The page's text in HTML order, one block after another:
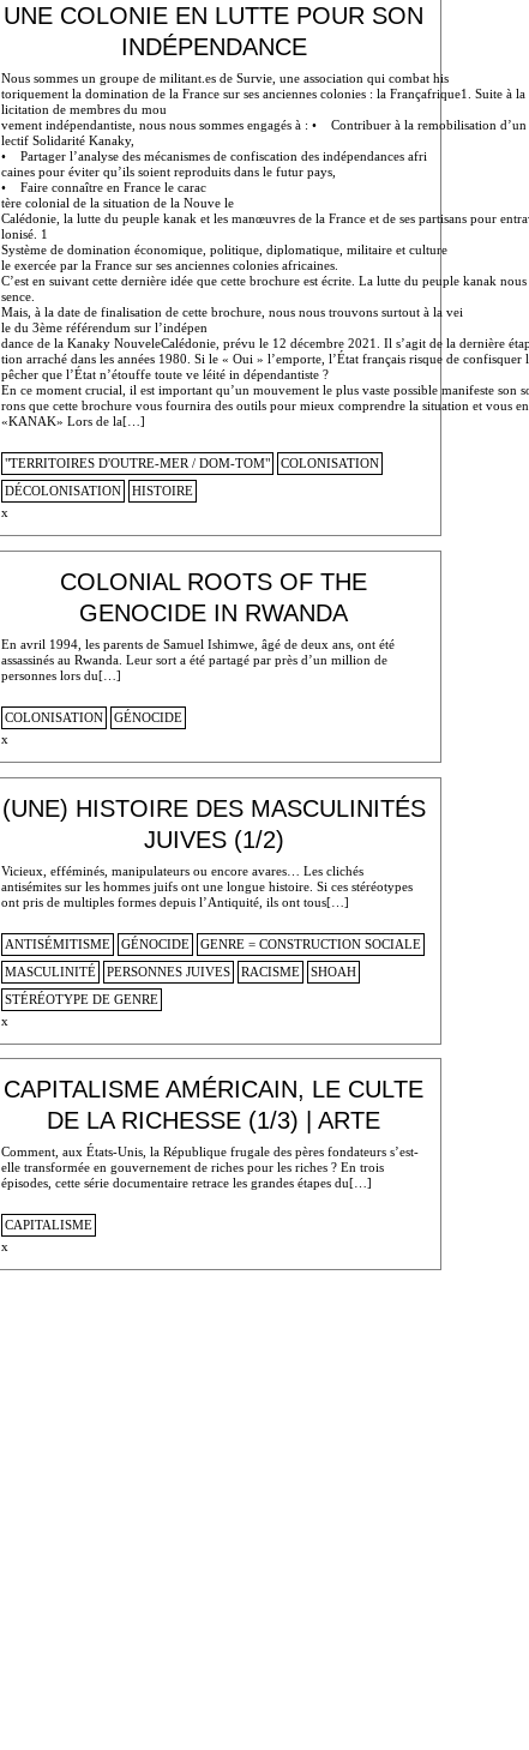
UNE COLONIE EN LUTTE POUR SON
INDÉPENDANCE
Nous sommes un groupe de militant.es de Survie, une association qui combat his
toriquement la domination de la France sur ses anciennes colonies : la Françafrique1. Suite à la
licitation de membres du mou
vement indépendantiste, nous nous sommes engagés à : • Contribuer à la remobilisation
lectif Solidarité Kanaky,
• Partager l’analyse des mécanismes de confiscation des indépendances afri
caines pour éviter qu’ils soient reproduits dans le futur pays,
• Faire connaître en France le carac
tère colonial de la situation de la Nouve le
Calédonie, la lutte du peuple kanak et les manœuvres de la France et de ses partisans pour
lonisé. 1
Système de domination économique, politique, diplomatique, militaire et culture
le exercée par la France sur ses anciennes colonies africaines.
C’est en suivant cette dernière idée que cette brochure est écrite. La lutte du peuple kanak
sence.
Mais, à la date de finalisation de cette brochure, nous nous trouvons surtout à la vei
le du 3ème référendum sur l’indépen
dance de la Kanaky NouveleCalédonie, prévu le 12 décembre 2021. Il s’agit de la dernière
tion arraché dans les années 1980. Si le « Oui » l’emporte, l’État français risque de
pêcher que l’État n’étouffe toute ve léité in dépendantiste ?
En ce moment crucial, il est important qu’un mouvement le plus vaste possible manifeste son
rons que cette brochure vous fournira des outils pour mieux comprendre la situation et vous
«KANAK» Lors de la[…]
"TERRITOIRES D'OUTRE-MER / DOM-TOM"
COLONISATION
DÉCOLONISATION
HISTOIRE
x
COLONIAL ROOTS OF THE
GENOCIDE IN RWANDA
En avril 1994, les parents de Samuel Ishimwe, âgé de deux ans, ont été
assassinés au Rwanda. Leur sort a été partagé par près d’un million de
personnes lors du[…]
COLONISATION
GÉNOCIDE
x
(UNE) HISTOIRE DES MASCULINITÉS
JUIVES (1/2)
Vicieux, efféminés, manipulateurs ou encore avares… Les clichés
antisémites sur les hommes juifs ont une longue histoire. Si ces stéréotypes
ont pris de multiples formes depuis l’Antiquité, ils ont tous[…]
ANTISÉMITISME GÉNOCIDE
GENRE = CONSTRUCTION SOCIALE
MASCULINITÉ
PERSONNES JUIVES RACISME
SHOAH
STÉRÉOTYPE DE GENRE
x
CAPITALISME AMÉRICAIN, LE CULTE
DE LA RICHESSE (1/3) | ARTE
Comment, aux États-Unis, la République frugale des pères fondateurs s’est-
elle transformée en gouvernement de riches pour les riches ? En trois
épisodes, cette série documentaire retrace les grandes étapes du[…]
CAPITALISME
x